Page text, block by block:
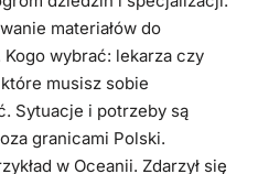
materiałów do
wybrać: lekarza czy
musisz sobie
Sytuacje i potrzeby są
granicami Polski.
w Oceanii. Zdarzył się